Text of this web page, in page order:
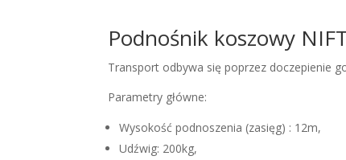
Podnośnik koszowy
Transport odbywa się poprzez doczepienie
Parametry główne:
Wysokość podnoszenia (zasięg) : 12m,
Udźwig: 200kg,